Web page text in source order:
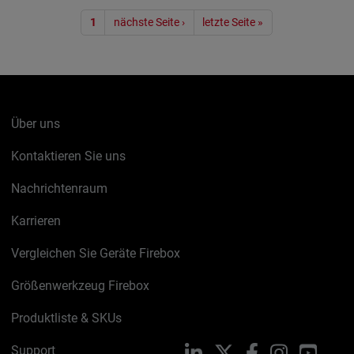
Seitennummerierung
1 nächste Seite › letzte Seite »
Über uns
Kontaktieren Sie uns
Nachrichtenraum
Karrieren
Vergleichen Sie Geräte Firebox
Größenwerkzeug Firebox
Produktliste & SKUs
Support